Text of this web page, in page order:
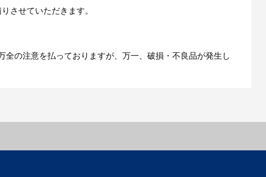
させていただきます。
の注意を払っておりますが、万一、破損・不良品が発生し